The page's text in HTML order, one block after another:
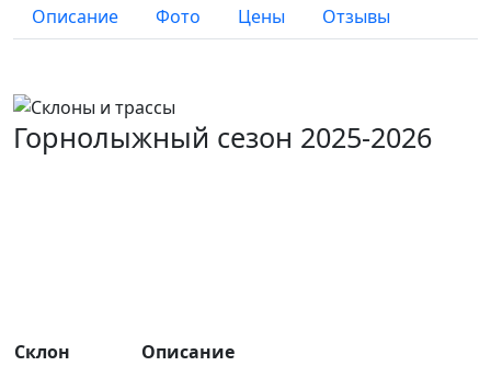
Описание
Фото Цены Отзывы
Горнолыжный сезон 2025-2026
Склон Описание